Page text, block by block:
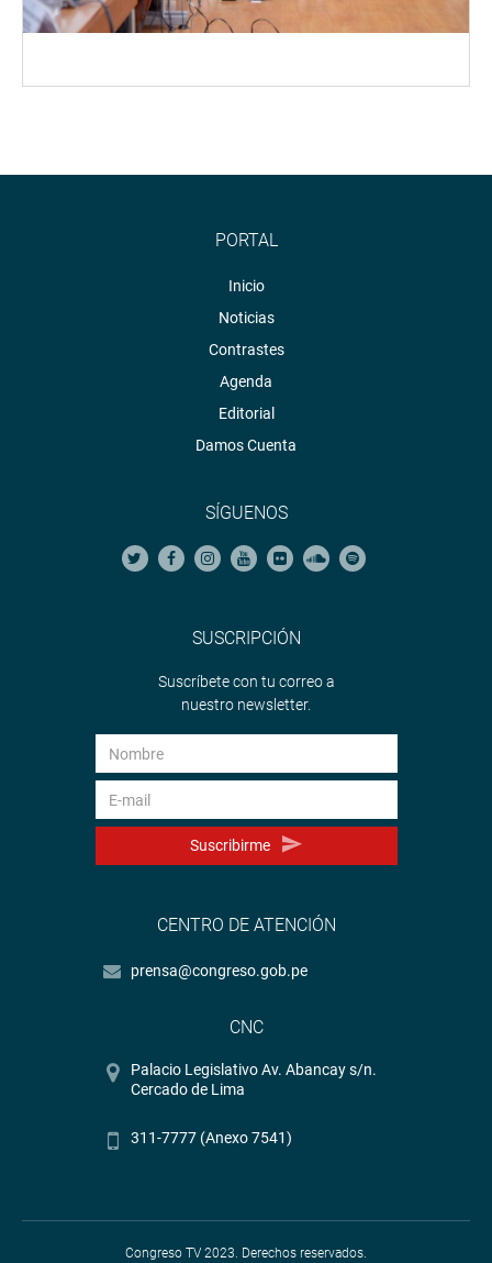
PORTAL
Inicio
Noticias
Contrastes
Agenda
Editorial
Damos Cuenta
SÍGUENOS
SUSCRIPCIÓN
Suscríbete con tu correo a
nuestro newsletter.
Suscribirme
CENTRO DE ATENCIÓN
prensa@congreso.gob.pe
CNC
Palacio Legislativo Av. Abancay s/n.
Cercado de Lima
311-7777 (Anexo 7541)
Congreso TV 2023. Derechos reservados.